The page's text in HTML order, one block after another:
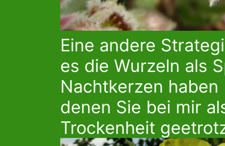
Eine andere
es die Wurzeln als
Nachtkerzen
denen Sie bei mir
Trockenheit